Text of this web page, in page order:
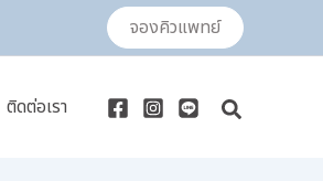
จองคิวแพทย์
ติดต่อเรา Search